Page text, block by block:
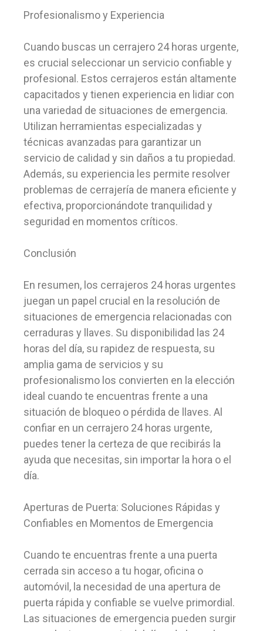
Profesionalismo y Experiencia
Cuando buscas un cerrajero 24 horas urgente,
es crucial seleccionar un servicio confiable y
profesional. Estos cerrajeros están altamente
capacitados y tienen experiencia en lidiar con
una variedad de situaciones de emergencia.
Utilizan herramientas especializadas y
técnicas avanzadas para garantizar un
servicio de calidad y sin daños a tu propiedad.
Además, su experiencia les permite resolver
problemas de cerrajería de manera eficiente y
efectiva, proporcionándote tranquilidad y
seguridad en momentos críticos.
Conclusión
En resumen, los cerrajeros 24 horas urgentes
juegan un papel crucial en la resolución de
situaciones de emergencia relacionadas con
cerraduras y llaves. Su disponibilidad las 24
horas del día, su rapidez de respuesta, su
amplia gama de servicios y su
profesionalismo los convierten en la elección
ideal cuando te encuentras frente a una
situación de bloqueo o pérdida de llaves. Al
confiar en un cerrajero 24 horas urgente,
puedes tener la certeza de que recibirás la
ayuda que necesitas, sin importar la hora o el
día.
Aperturas de Puerta: Soluciones Rápidas y
Confiables en Momentos de Emergencia
Cuando te encuentras frente a una puerta
cerrada sin acceso a tu hogar, oficina o
automóvil, la necesidad de una apertura de
puerta rápida y confiable se vuelve primordial.
Las situaciones de emergencia pueden surgir